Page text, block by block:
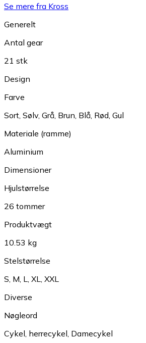
Se mere fra Kross
Generelt
Antal gear
21 stk
Design
Farve
Sort Sølv, Grå Brun Blå Rød Gul
Materiale (ramme)
Aluminium
Dimensioner
Hjulstørrelse
26 tommer
Produktvægt
10.53 kg
Stelstørrelse
S M L XL
XXL
Diverse
Nøgleord
Cykel herrecykel Damecykel